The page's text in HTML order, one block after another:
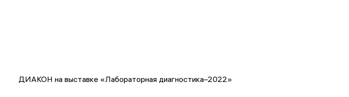
ДИАКОН на выставке «Лабораторная диагностика–2022»